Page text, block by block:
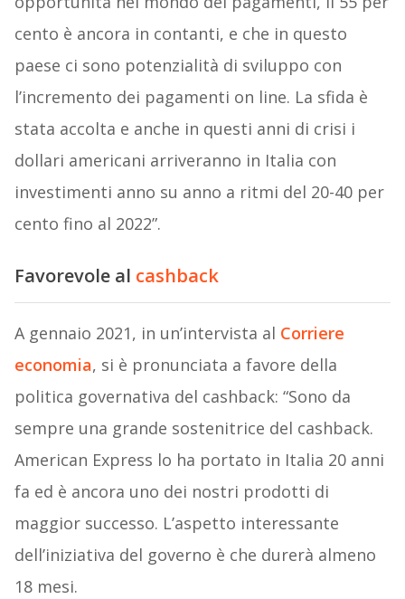
cento è ancora in contanti, e che in questo
paese ci sono potenzialità di sviluppo con
l’incremento dei pagamenti on line. La sfida è
stata accolta e anche in questi anni di crisi i
dollari americani arriveranno in Italia con
investimenti anno su anno a ritmi del 20-40 per
cento fino al 2022”.
Favorevole al cashback
A gennaio 2021, in un’intervista al Corriere
economia, si è pronunciata a favore della
politica governativa del cashback: “Sono da
sempre una grande sostenitrice del cashback.
American Express lo ha portato in Italia 20 anni
fa ed è ancora uno dei nostri prodotti di
maggior successo. L’aspetto interessante
dell’iniziativa del governo è che durerà almeno
18 mesi.